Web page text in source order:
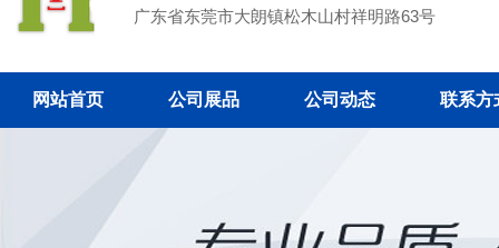
广东省东莞市大朗镇松木山村祥明路63号
网站首页 公司展品 公司动态 联系方